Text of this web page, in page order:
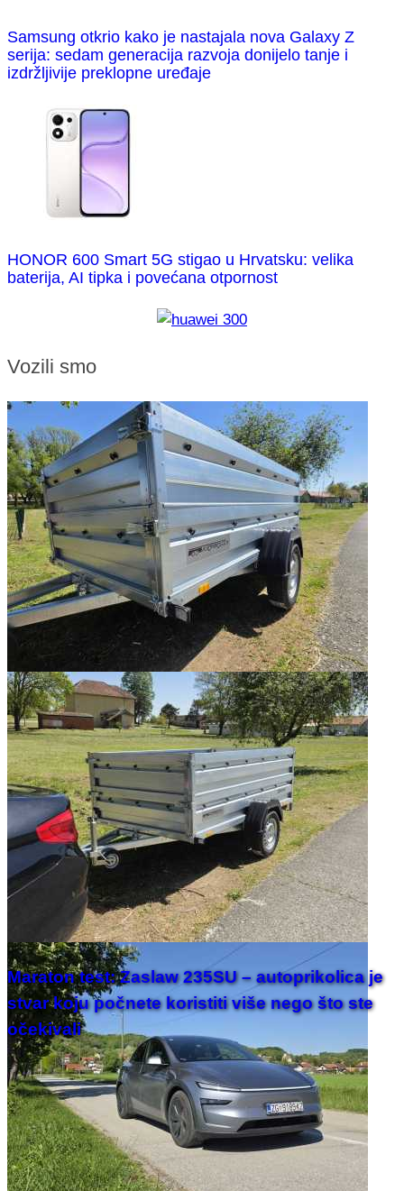
Samsung otkrio kako je nastajala nova Galaxy Z
serija: sedam generacija razvoja donijelo tanje i
izdržljivije preklopne uređaje
HONOR 600 Smart 5G stigao u Hrvatsku: velika
baterija, AI tipka i povećana otpornost
Vozili smo
Maraton test: Zaslaw 235SU – autoprikolica je
stvar koju počnete koristiti više nego što ste
očekivali